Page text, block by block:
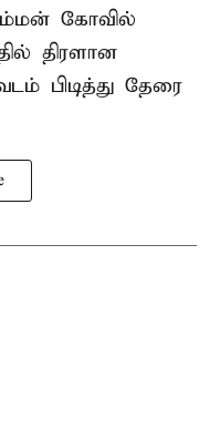
கோவில்
திரளான
பிடித்து தேரை